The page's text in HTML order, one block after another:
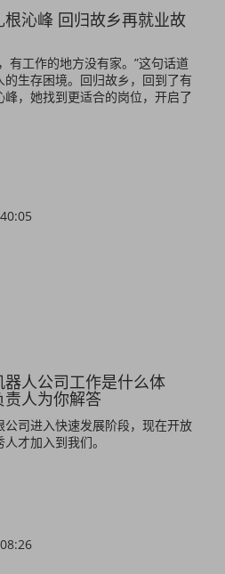
沁峰 回归故乡再就业故
有工作的地方没有家。”这句话道
的生存困境。回归故乡，回到了有
，她找到更适合的岗位，开启了
人公司工作是什么体
人为你解答
公司进入快速发展阶段，现在开放
才加入到我们。